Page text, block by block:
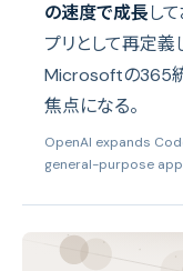
の速度で成長し
プリとして再定義
Microsoftの365
焦点になる。
OpenAI expands
general-purpose